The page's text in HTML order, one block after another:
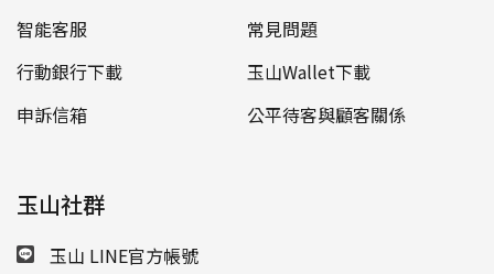
智能客服
常見問題
行動銀行下載
玉山Wallet下載
申訴信箱
公平待客與顧客關係
玉山社群
玉山 LINE官方帳號